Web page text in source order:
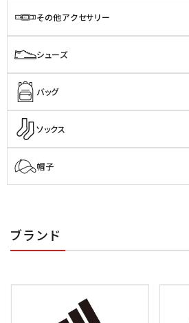
その他アクセサリー
シューズ
バッグ
ソックス
帽子
ブランド